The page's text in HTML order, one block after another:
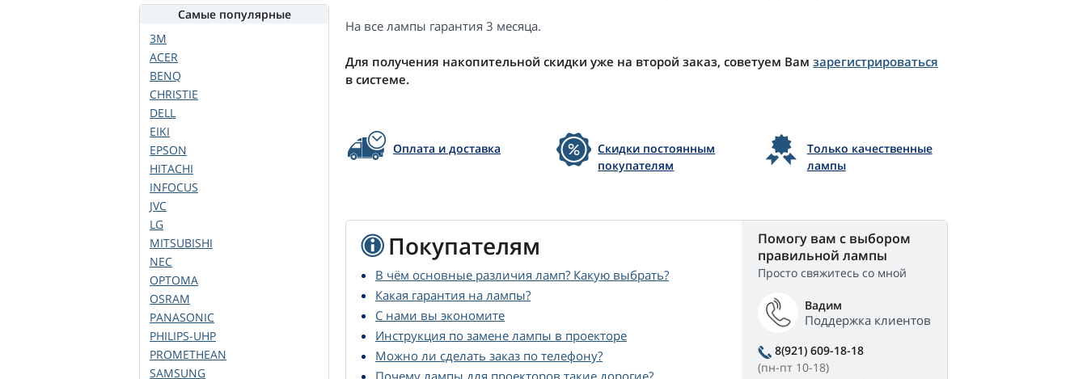
На все лампы гарантия 3 месяца.
Для получения накопительной скидки уже на второй заказ, советуем Вам зарегистрироваться
в системе.
Оплата и доставка
Скидки постоянным
покупателям
Только качественные
лампы
Покупателям
В чём основные различия ламп? Какую выбрать?
Какая гарантия на лампы?
С нами вы экономите
Инструкция по замене лампы в проекторе
Можно ли сделать заказ по телефону?
Помогу вам с выбором
правильной лампы
Просто свяжитесь со мной
Вадим
Поддержка клиентов
8(921) 609-18-18
(пн-пт 10-18)
Самые популярные
3M
ACER
BENQ
CHRISTIE
DELL
EIKI
EPSON
HITACHI
INFOCUS
JVC
LG
MITSUBISHI
NEC
OPTOMA
OSRAM
PANASONIC
PHILIPS-UHP
PROMETHEAN
SAMSUNG